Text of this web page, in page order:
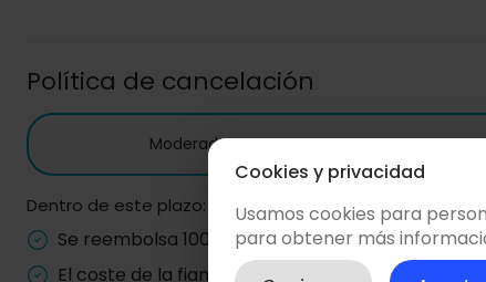
Política de cancelación
ModeradaReembolso del 100% de la
Dentro de este plazo:
Se reembolsa 100% del precio de la reserva*.
El coste de la fianza siempre se devuelve.
Cookies y privacidad
Usamos cookies para
para obtener más